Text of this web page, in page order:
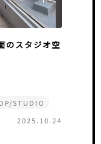
のスタジオ空
STUDIO
2025.10.24